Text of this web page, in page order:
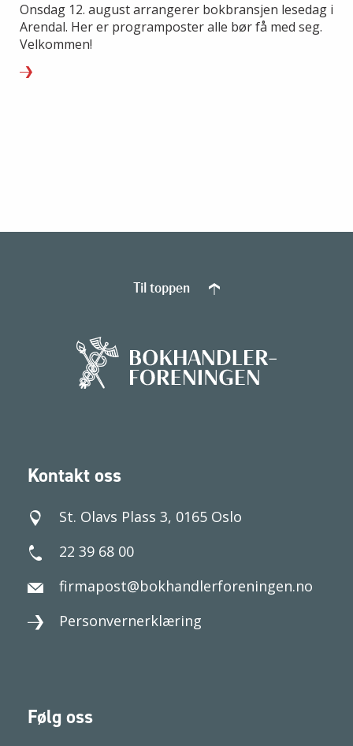
Onsdag 12. august arrangerer bokbransjen lesedag i
Arendal. Her er programposter alle bør få med seg.
Velkommen!
Kontakt oss
St. Olavs Plass 3, 0165 Oslo
22 39 68 00
firmapost@bokhandlerforeningen.no
Personvernerklæring
Følg oss
Til toppen